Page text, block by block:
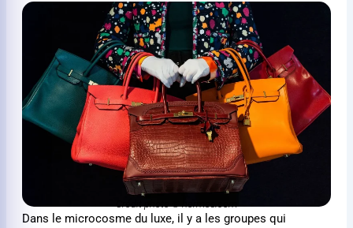
Crédit photo © hermes.com
Dans le microcosme du luxe, il y a les groupes qui